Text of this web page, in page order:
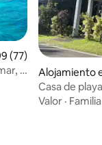
promedio:
(77)
a
Alojamiento
Casa de
Valor · Familia